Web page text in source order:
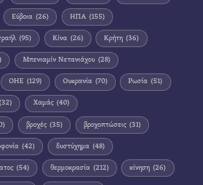
Εύβοια (26) ΗΠΑ (155)
(95) Κίνα (26) Κρήτη (36)
Μπενιαμίν Νετανιάχου (28)
ΟΗΕ (129) Ουκρανία (70) Ρωσία (51)
(32) Χαμάς (40)
βροχές (35) βροχοπτώσεις (31)
(42) δυστύχημα (48)
(54) θερμοκρασία (212) κίνηση (26)